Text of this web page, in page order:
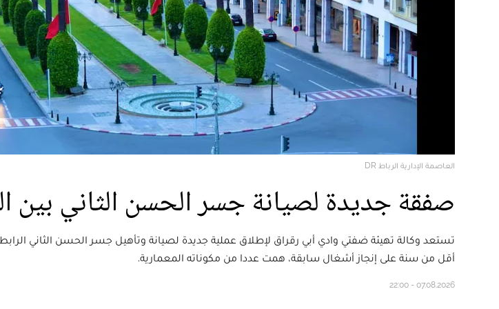
العاصمة الإدارية الرباط DR
صفقة جديدة لصيانة جسر الحسن الثاني بين
تستعد وكالة تهيئة ضفتي وادي أبي رقراق لإطلاق عملية جديدة لصيانة وتأهيل جسر الحسن الثاني
أقل من سنة على إنجاز أشغال سابقة، همت عددا من مكوناته المعمارية.
07.08.2026 - 22:00